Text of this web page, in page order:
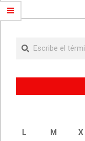
08
Buscar
L
M X